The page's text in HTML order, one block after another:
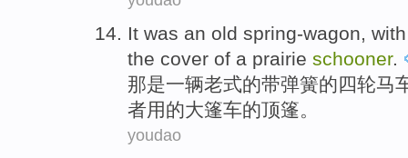
It was an old spring-wagon,
the cover of a prairie schooner.
那是一辆老式的带弹簧的四轮马
者用的大篷车的顶篷。
youdao